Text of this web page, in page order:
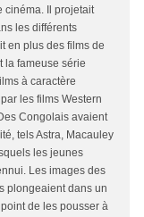
cinéma. Il projetait
les différents
en plus des films de
la fameuse série
à caractère
les films Western
Congolais avaient
tels Astra, Macauley
les jeunes
Les images des
plongeaient dans un
de les pousser à